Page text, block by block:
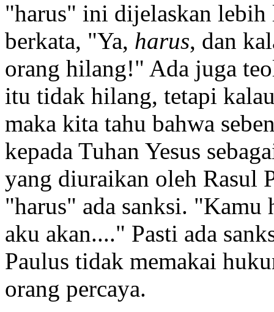
"harus" ini dijelaskan lebih
berkata, "Ya, harus, dan
orang hilang!" Ada juga
itu tidak hilang, tetapi
maka kita tahu bahwa
kepada Tuhan Yesus
yang diuraikan oleh Rasul
"harus" ada sanksi. "Kamu
aku akan...." Pasti ada
Paulus tidak memakai
orang percaya.